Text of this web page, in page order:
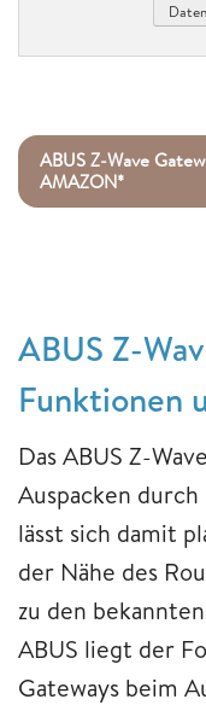
ABUS Z-Wave
AMAZON*
ABUS Z-
Funktionen
Das ABUS Z-
Auspacken
lässt sich damit
der Nähe des
zu den
ABUS liegt der
Gateways beim